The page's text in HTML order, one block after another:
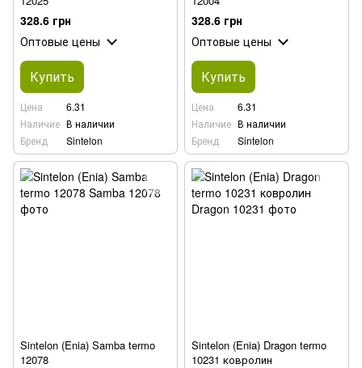
328.6 грн
Оптовые цены
Купить
Цена
6.31
Наличие В наличии
Бренд
Sintelon
328.6 грн
Оптовые цены
Купить
Цена
6.31
Наличие В наличии
Бренд
Sintelon
Sintelon (Enia) Samba termo
12078
Sintelon (Enia) Dragon termo
10231 ковролин